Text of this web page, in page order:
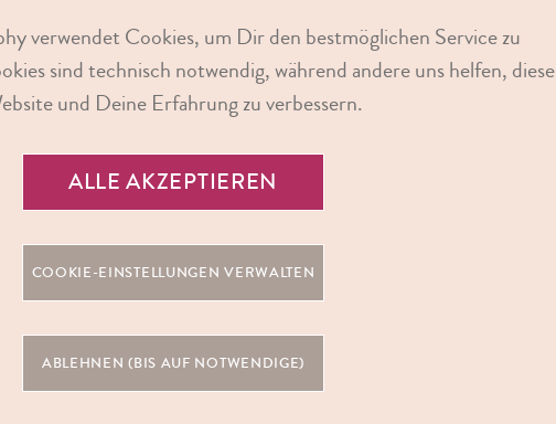
verwendet Cookies, um Dir den bestmöglichen Service zu
sind technisch notwendig, während andere uns helfen, diese
und Deine Erfahrung zu verbessern.
ALLE AKZEPTIEREN
COOKIE-EINSTELLUNGEN VERWALTEN
ABLEHNEN (BIS AUF NOTWENDIGE)